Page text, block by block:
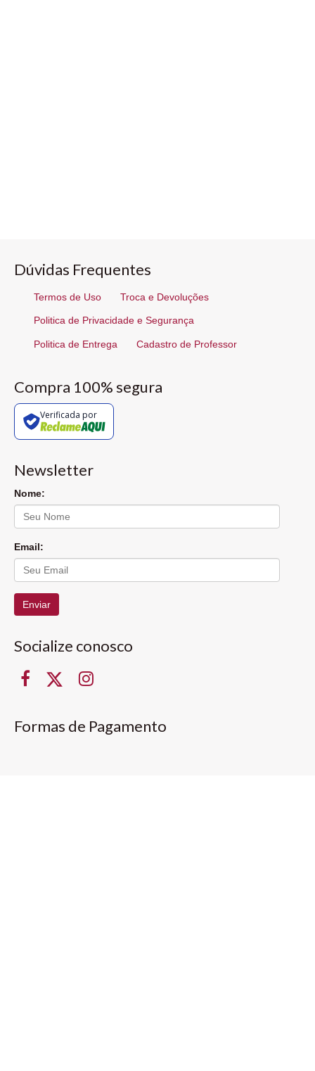
Dúvidas Frequentes
Termos de Uso Troca e Devoluções
Politica de Privacidade e Segurança
Politica de Entrega Cadastro de Professor
Compra 100% segura
Verificada por
Newsletter
Nome:
Email:
Enviar
Socialize conosco
Formas de Pagamento